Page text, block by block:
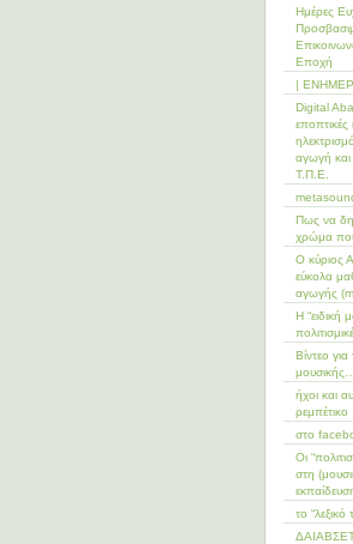
Ημέρες
Εποχή
|
Digital
εποπτικές
αγωγή και
Τ.Π.Ε.
Πως να
χρώμα
Ο κύριος
εύκολα
αγωγής
Η “ειδική
Bίντεο
μουσικής…
ήχοι και
ρεμπέτικο
στο
Οι
στη
το